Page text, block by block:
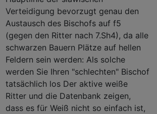
Verteidigung bevorzugt genau den
Austausch des Bischofs auf f5
(gegen den Ritter nach 7.Sh4), da alle
schwarzen Bauern Plätze auf hellen
Feldern sein werden: Als solche
werden Sie Ihren "schlechten" Bischof
tatsächlich los Der aktive weiße
Ritter und die Datenbank zeigen,
dass es für Weiß nicht so einfach ist,